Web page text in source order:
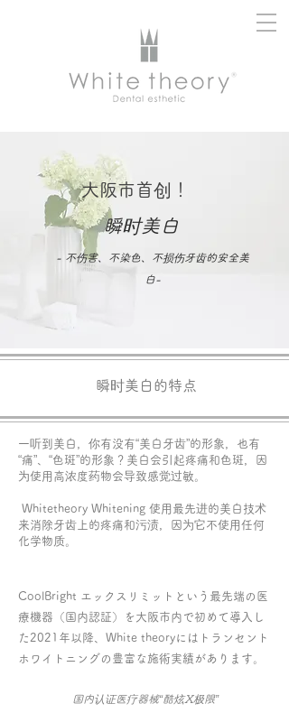
大阪市首创！
- 不伤害、不染色、不损伤牙齿的安全美
白-
​瞬时美白
​瞬时美白的特点
​一听到美白，你有没有“美白牙齿”的形象，也有
“痛”、“色斑”的形象？美白会引起疼痛和色斑，因
为使用高浓度药物会导致感觉过敏。
​ Whitetheory Whitening 使用最先进的美白技术
来消除牙齿上的疼痛和污渍，因为它不使用任何
化学物质。
CoolBright エックスリミットという最先端の医
療機器（国内認証）を大阪市内で初めて導入し
た2021年以降、White theoryにはトランセント
ホワイトニングの豊富な施術実績があります。
国内认证医疗器械“酷炫X极限”